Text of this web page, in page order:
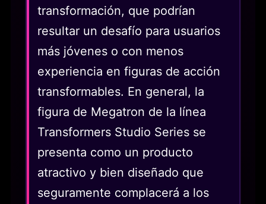
transformación, que podrían
resultar un desafío para usuarios
más jóvenes o con menos
experiencia en figuras de acción
transformables. En general, la
figura de Megatron de la línea
Transformers Studio Series se
presenta como un producto
atractivo y bien diseñado que
seguramente complacerá a los